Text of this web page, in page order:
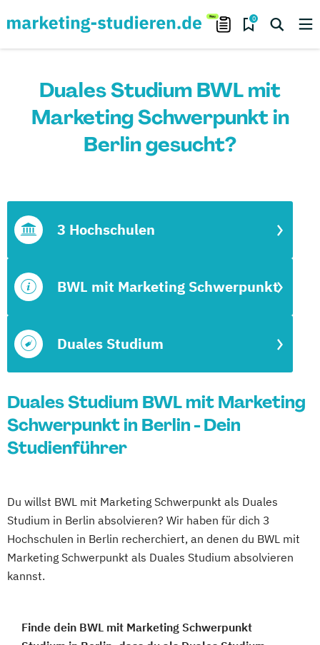
0
Duales Studium BWL mit
Marketing Schwerpunkt in
Berlin gesucht?
Duales Studium
BWL mit Marketing Schwerpunkt
3 Hochschulen
Duales Studium BWL mit Marketing
Schwerpunkt in Berlin - Dein
Studienführer
Du willst BWL mit Marketing Schwerpunkt als Duales
Studium in Berlin absolvieren? Wir haben für dich 3
Hochschulen in Berlin recherchiert, an denen du BWL mit
Marketing Schwerpunkt als Duales Studium absolvieren
kannst.
Finde dein BWL mit Marketing Schwerpunkt